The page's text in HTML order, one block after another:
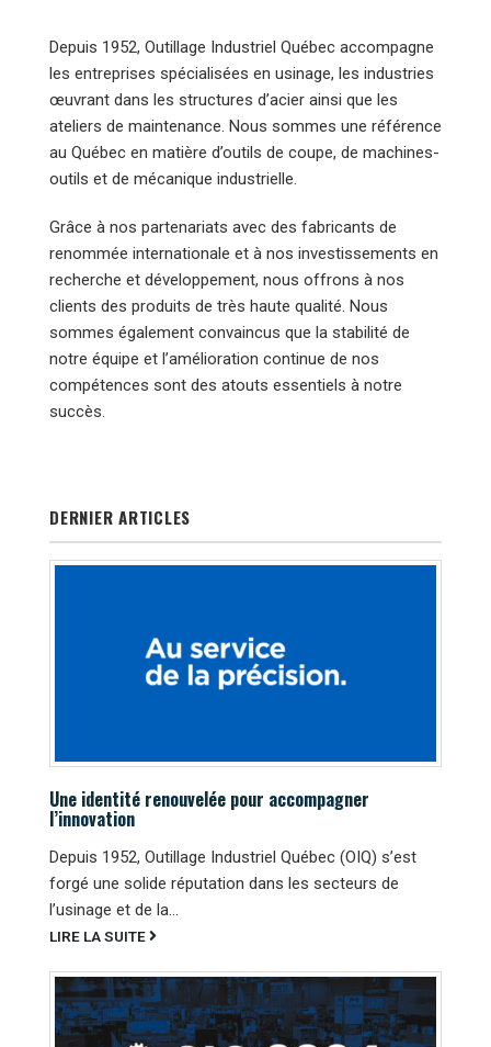
Depuis 1952, Outillage Industriel Québec accompagne
les entreprises spécialisées en usinage, les industries
œuvrant dans les structures d’acier ainsi que les
ateliers de maintenance. Nous sommes une référence
au Québec en matière d’outils de coupe, de machines-
outils et de mécanique industrielle.
Grâce à nos partenariats avec des fabricants de
renommée internationale et à nos investissements en
recherche et développement, nous offrons à nos
clients des produits de très haute qualité. Nous
sommes également convaincus que la stabilité de
notre équipe et l’amélioration continue de nos
compétences sont des atouts essentiels à notre
succès.
DERNIER ARTICLES
Une identité renouvelée pour accompagner
l’innovation
Depuis 1952, Outillage Industriel Québec (OIQ) s’est
forgé une solide réputation dans les secteurs de
l’usinage et de la...
LIRE LA SUITE